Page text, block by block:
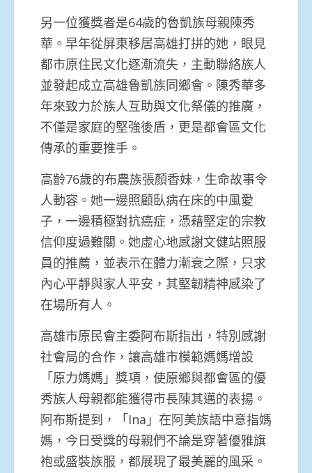
另一位獲獎者是64歲的魯凱族母親陳秀
華。早年從屏東移居高雄打拼的她，眼見
都市原住民文化逐漸流失，主動聯絡族人
並發起成立高雄魯凱族同鄉會。陳秀華多
年來致力於族人互助與文化祭儀的推廣，
不僅是家庭的堅強後盾，更是都會區文化
傳承的重要推手。
高齡76歲的布農族張顏香妹，生命故事令
人動容。她一邊照顧臥病在床的中風愛
子，一邊積極對抗癌症，憑藉堅定的宗教
信仰度過難關。她虛心地感謝文健站照服
員的推薦，並表示在體力漸衰之際，只求
內心平靜與家人平安，其堅韌精神感染了
在場所有人。
高雄市原民會主委阿布斯指出，特別感謝
社會局的合作，讓高雄市模範媽媽增設
「原力媽媽」獎項，使原鄉與都會區的優
秀族人母親都能獲得市長陳其邁的表揚。
阿布斯提到，「Ina」在阿美族語中意指媽
媽，今日受獎的母親們不論是穿著優雅旗
袍或盛裝族服，都展現了最美麗的風采。